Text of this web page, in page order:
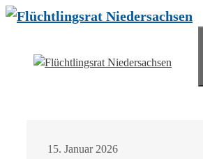
Zum
15. Januar 2026